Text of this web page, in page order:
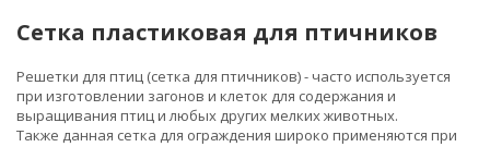
Сетка пластиковая для птичников
Решетки для птиц (сетка для птичников) - часто используется
при изготовлении загонов и клеток для содержания и
выращивания птиц и любых других мелких животных.
Также данная сетка для ограждения широко применяются при